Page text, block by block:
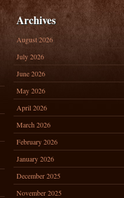
Archives
August 2026
July 2026
June 2026
May 2026
April 2026
March 2026
February 2026
January 2026
December 2025
November 2025